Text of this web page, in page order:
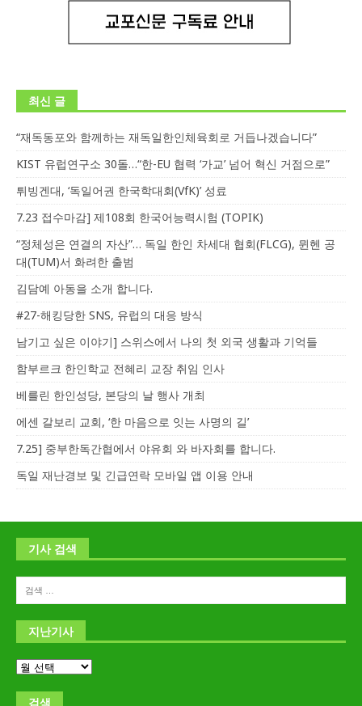
최신 글
“재독동포와 함께하는 재독일한인체육회로 거듭나겠습니다”
KIST 유럽연구소 30돌…“한-EU 협력 ‘가교’ 넘어 혁신 거점으로”
튀빙겐대, ‘독일어권 한국학대회(VfK)’ 성료
7.23 접수마감] 제108회 한국어능력시험 (TOPIK)
“정체성은 연결의 자산”… 독일 한인 차세대 협회(FLCG), 뮌헨 공
대(TUM)서 화려한 출범
김담예 아동을 소개 합니다.
#27-해킹당한 SNS, 유럽의 대응 방식
남기고 싶은 이야기] 스위스에서 나의 첫 외국 생활과 기억들
함부르크 한인학교 전혜리 교장 취임 인사
베를린 한인성당, 본당의 날 행사 개최
에센 갈보리 교회, ‘한 마음으로 잇는 사명의 길’
7.25] 중부한독간협에서 야유회 와 바자회를 합니다.
독일 재난경보 및 긴급연락 모바일 앱 이용 안내
기사 검색
지난기사